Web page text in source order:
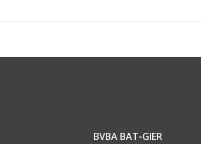
BVBA BAT-GIER